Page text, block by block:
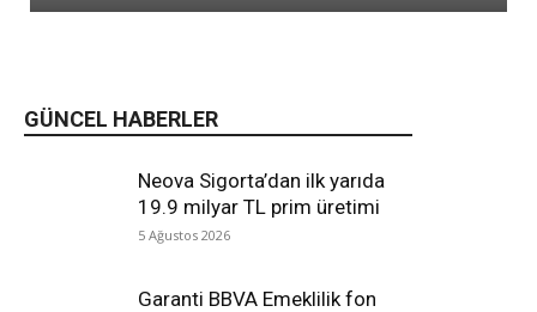
GÜNCEL HABERLER
Neova Sigorta’dan ilk yarıda
19.9 milyar TL prim üretimi
5 Ağustos 2026
Garanti BBVA Emeklilik fon